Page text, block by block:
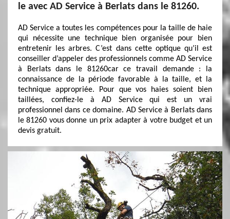
le avec AD Service à Berlats dans le 81260.
AD Service a toutes les compétences pour la taille de haie
qui nécessite une technique bien organisée pour bien
entretenir les arbres. C’est dans cette optique qu’il est
conseiller d’appeler des professionnels comme AD Service
à Berlats dans le 81260car ce travail demande : la
connaissance de la période favorable à la taille, et la
technique appropriée. Pour que vos haies soient bien
taillées, confiez-le à AD Service qui est un vrai
professionnel dans ce domaine. AD Service à Berlats dans
le 81260 vous donne un prix adapter à votre budget et un
devis gratuit.